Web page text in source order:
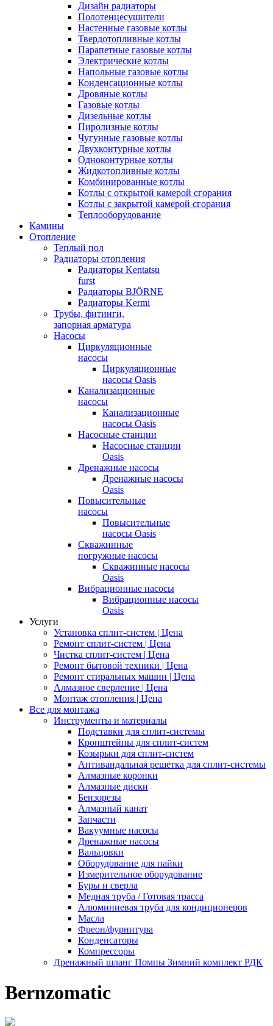
Дизайн радиаторы
Полотенцесушители
Настенные газовые котлы
Твердотопливные котлы
Парапетные газовые котлы
Электрические котлы
Напольные газовые котлы
Конденсационные котлы
Дровяные котлы
Газовые котлы
Дизельные котлы
Пиролизные котлы
Чугунные газовые котлы
Двухконтурные котлы
Одноконтурные котлы
Жидкотопливные котлы
Комбинированные котлы
Котлы с открытой камерой сгорания
Котлы с закрытой камерой сгорания
Теплооборудование
Камины
Отопление
Теплый пол
Радиаторы отопления
Радиаторы Kentatsu
furst
Радиаторы BJÖRNE
Радиаторы Kermi
Трубы, фитинги,
запорная арматура
Насосы
Циркуляционные
насосы
Циркуляционные
насосы Oasis
Канализационные
насосы
Канализационные
насосы Oasis
Насосные станции
Насосные станции
Oasis
Дренажные насосы
Дренажные насосы
Oasis
Повысительные
насосы
Повысительные
насосы Oasis
Скважинные
погружные насосы
Скважинные насосы
Oasis
Вибрационные насосы
Вибрационные насосы
Oasis
Услуги
Установка сплит-систем | Цена
Ремонт сплит-систем | Цена
Чистка сплит-систем | Цена
Ремонт бытовой техники | Цена
Ремонт стиральных машин | Цена
Алмазное сверление | Цена
Монтаж отопления | Цена
Все для монтажа
Инструменты и материалы
Подставки для сплит-системы
Кронштейны для сплит-систем
Козырьки для сплит-систем
Антивандальная решетка для сплит-системы
Алмазные коронки
Алмазные диски
Бензорезы
Алмазный канат
Запчасти
Вакуумные насосы
Дренажные насосы
Вальцовки
Оборудование для пайки
Измерительное оборудование
Буры и сверла
Медная труба / Готовая трасса
Алюминиевая труба для кондиционеров
Масла
Фреон/фурнитура
Конденсаторы
Компрессоры
Дренажный шланг Помпы Зимний комплект РДК
Bernzomatic